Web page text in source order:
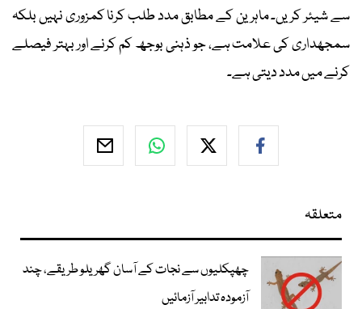
سے شیئر کریں۔ ماہرین کے مطابق مدد طلب کرنا کمزوری نہیں بلکہ
سمجھداری کی علامت ہے، جو ذہنی بوجھ کم کرنے اور بہتر فیصلے
کرنے میں مدد دیتی ہے۔
متعلقہ
چھپکلیوں سے نجات کے آسان گھریلو طریقے، چند
آزمودہ تدابیر آزمائیں